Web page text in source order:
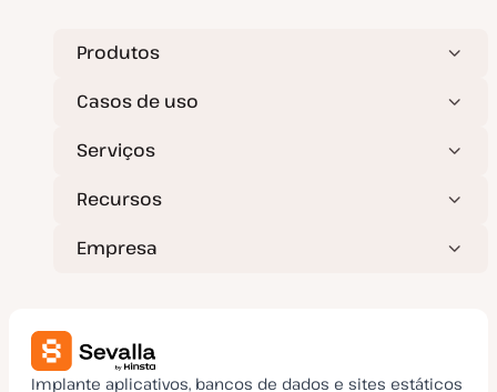
a
l
a
o
Produtos
Casos de uso
Serviços
Recursos
Empresa
Implante aplicativos, bancos de dados e sites estáticos